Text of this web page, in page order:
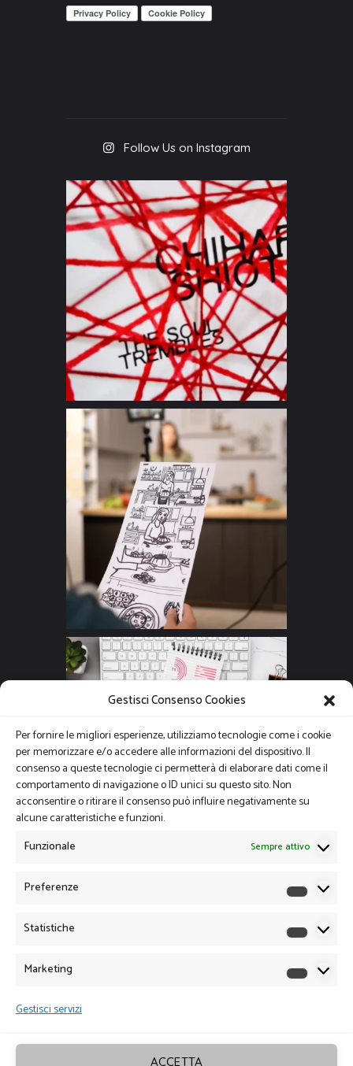
Gestisci Consenso Cookies
Per fornire le migliori esperienze, utilizziamo tecnologie come i cookie
per memorizzare e/o accedere alle informazioni del dispositivo. Il
consenso a queste tecnologie ci permetterà di elaborare dati come il
comportamento di navigazione o ID unici su questo sito. Non
acconsentire o ritirare il consenso può influire negativamente su
alcune caratteristiche e funzioni.
Funzionale
Sempre attivo
Preferenze
Statistiche
Marketing
Gestisci servizi
ACCETTA
Follow Us on Instagram